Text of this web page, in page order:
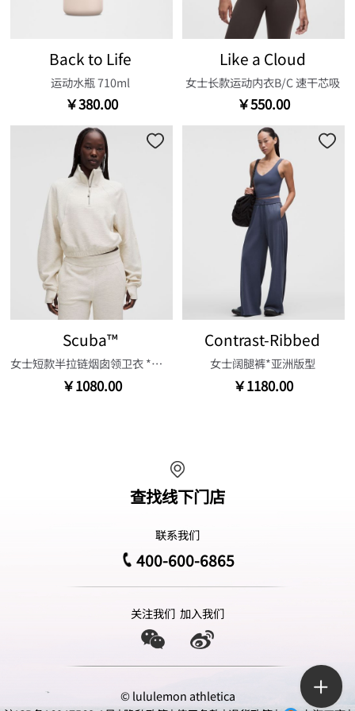
Back to Life
运动水瓶 710ml
￥380.00
Like a Cloud
女士长款运动内衣B/C 速干芯吸
￥550.00
Scuba™
女士短款半拉链烟囱领卫衣 *华夫格
￥1080.00
Contrast-Ribbed
女士阔腿裤*亚洲版型
￥1180.00
查找线下门店
联系我们
400-600-6865
关注我们 加入我们
© lululemon athletica